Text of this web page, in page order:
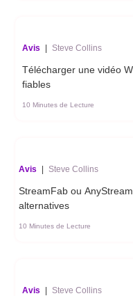
Avis Steve Collins
Télécharger une vidéo
fiables
10 Minutes de Lecture
Avis Steve Collins
StreamFab ou
alternatives
10 Minutes de Lecture
Avis Steve Collins